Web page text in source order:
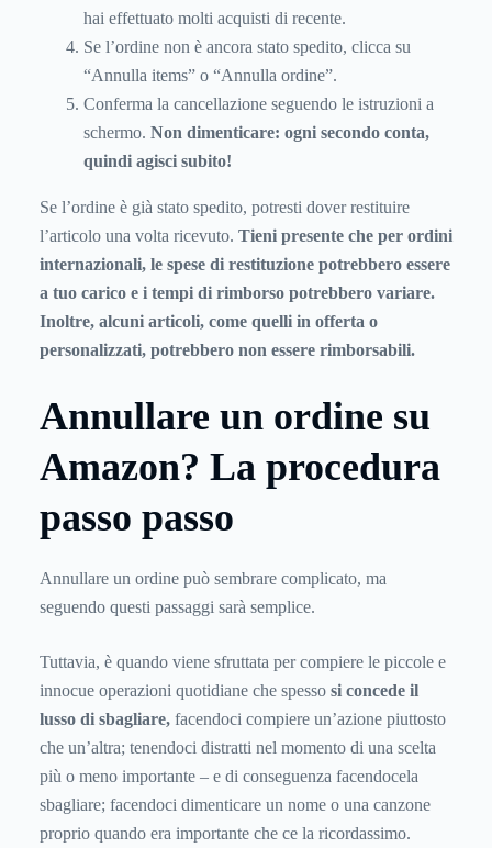
hai effettuato molti acquisti di recente.
Se l’ordine non è ancora stato spedito, clicca su
“Annulla items” o “Annulla ordine”.
Conferma la cancellazione seguendo le istruzioni a
schermo. Non dimenticare: ogni secondo conta,
quindi agisci subito!
Se l’ordine è già stato spedito, potresti dover restituire
l’articolo una volta ricevuto. Tieni presente che per ordini
internazionali, le spese di restituzione potrebbero essere
a tuo carico e i tempi di rimborso potrebbero variare.
Inoltre, alcuni articoli, come quelli in offerta o
personalizzati, potrebbero non essere rimborsabili.
Annullare un ordine su
Amazon? La procedura
passo passo
Annullare un ordine può sembrare complicato, ma
seguendo questi passaggi sarà semplice.
Tuttavia, è quando viene sfruttata per compiere le piccole e
innocue operazioni quotidiane che spesso si concede il
lusso di sbagliare, facendoci compiere un’azione piuttosto
che un’altra; tenendoci distratti nel momento di una scelta
più o meno importante – e di conseguenza facendocela
sbagliare; facendoci dimenticare un nome o una canzone
proprio quando era importante che ce la ricordassimo.